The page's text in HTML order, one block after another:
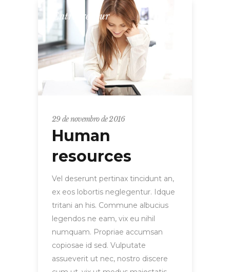
Entrepreneur
29 de novembro de 2016
Human
resources
Vel deserunt pertinax tincidunt an,
ex eos lobortis neglegentur. Idque
tritani an his. Commune albucius
legendos ne eam, vix eu nihil
numquam. Propriae accumsan
copiosae id sed. Vulputate
assueverit ut nec, nostro discere